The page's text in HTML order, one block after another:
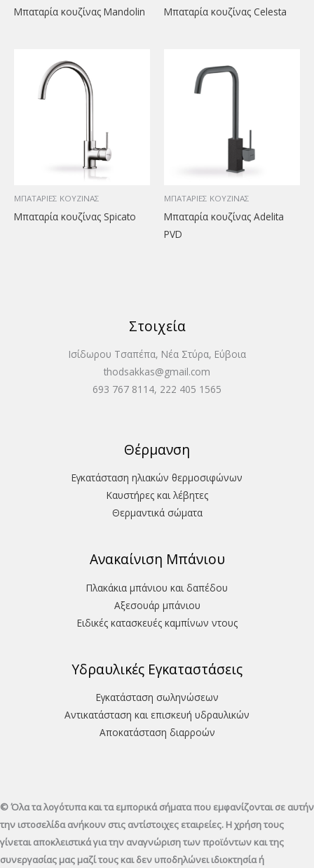
Μπαταρία κουζίνας Mandolin Μπαταρία κουζίνας Celesta
ΜΠΑΤΑΡΙΕΣ ΚΟΥΖΙΝΑΣ
Μπαταρία κουζίνας Spicato
ΜΠΑΤΑΡΙΕΣ ΚΟΥΖΙΝΑΣ
Μπαταρία κουζίνας Adelita
PVD
Στοιχεία
Ισίδωρου Τσαπέπα, Νέα Στύρα, Εύβοια
thodsakkas@gmail.com
693 767 8114, 222 405 1565
Θέρμανση
Εγκατάσταση ηλιακών θερμοσιφώνων
Καυστήρες και λέβητες
Θερμαντικά σώματα
Ανακαίνιση Μπάνιου
Πλακάκια μπάνιου και δαπέδου
Aξεσουάρ μπάνιου
Ειδικές κατασκευές καμπίνων ντους
Υδραυλικές Εγκαταστάσεις
Εγκατάσταση σωληνώσεων
Αντικατάσταση και επισκευή υδραυλικών
Aποκατάσταση διαρροών
© Όλα τα λογότυπα και τα εμπορικά σήματα που εμφανίζονται σε αυτήν
την ιστοσελίδα ανήκουν στις αντίστοιχες εταιρείες. Η χρήση τους
γίνεται αποκλειστικά για την αναγνώριση των προϊόντων και της
συνεργασίας μας μαζί τους και δεν υποδηλώνει ιδιοκτησία ή